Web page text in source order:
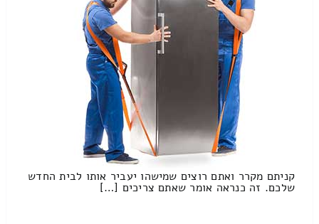
קניתם מקרר ואתם רוצים שמישהו יעביר אותו לבית החדש
שלכם. זה כנראה אומר שאתם צריכים […]